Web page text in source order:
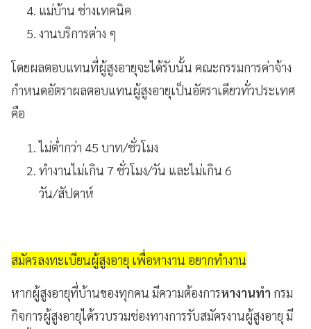
แม่บ้าน ช่างเทคนิค
งานบริการต่าง ๆ
โดยผลตอบแทนที่ผู้สูงอายุจะได้รับนั้น คณะกรรมการค่าจ้าง
กำหนดอัตราผลตอบแทนผู้สูงอายุเป็นอัตราเดียวทั่วประเทศ
คือ
ไม่ต่ำกว่า 45 บาท/ชั่วโมง
ทำงานไม่เกิน 7 ชั่วโมง/วัน และไม่เกิน 6
วัน/สัปดาห์
สมัครลงทะเบียนผู้สูงอายุ เพื่อหางาน อยากทำงาน
หากผู้สูงอายุที่บ้านของทุกคน มีความต้องการหางานทำ กรม
กิจการผู้สูงอายุได้รวบรวมช่องทางการรับสมัครงานผู้สูงอายุ มี